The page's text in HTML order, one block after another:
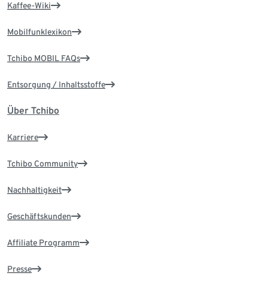
Kaffee-Wiki
Mobilfunklexikon
Tchibo MOBIL FAQs
Entsorgung / Inhaltsstoffe
Über Tchibo
Karriere
Tchibo Community
Nachhaltigkeit
Geschäftskunden
Affiliate Programm
Presse